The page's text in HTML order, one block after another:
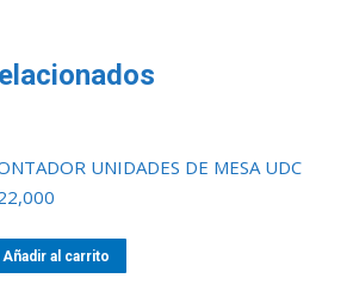
UNIDADES DE MESA UDC
Añadir al carrito